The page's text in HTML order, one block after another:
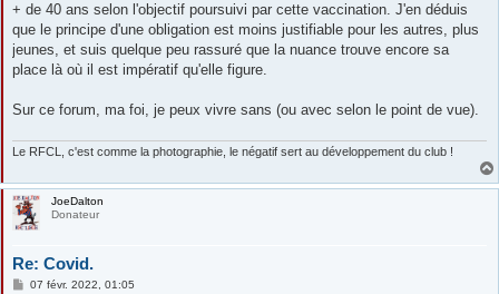
+ de 40 ans selon l'objectif poursuivi par cette vaccination. J'en déduis
que le principe d'une obligation est moins justifiable pour les autres, plus
jeunes, et suis quelque peu rassuré que la nuance trouve encore sa
place là où il est impératif qu'elle figure.
Sur ce forum, ma foi, je peux vivre sans (ou avec selon le point de vue).
Le RFCL, c'est comme la photographie, le négatif sert au développement du club !
JoeDalton
Donateur
Re: Covid.
M07 févr. 2022, 01:05